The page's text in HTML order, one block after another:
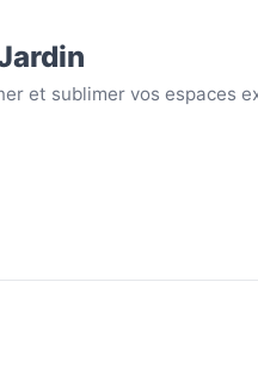
et sublimer vos espaces